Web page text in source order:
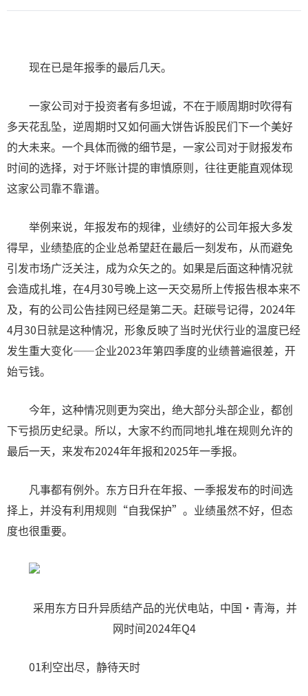
现在已是年报季的最后几天。
一家公司对于投资者有多坦诚，不在于顺周期时吹得有
多天花乱坠，逆周期时又如何画大饼告诉股民们下一个美好
的大未来。一个具体而微的细节是，一家公司对于财报发布
时间的选择，对于坏账计提的审慎原则，往往更能直观体现
这家公司靠不靠谱。
举例来说，年报发布的规律，业绩好的公司年报大多发
得早，业绩垫底的企业总希望赶在最后一刻发布，从而避免
引发市场广泛关注，成为众矢之的。如果是后面这种情况就
会造成扎堆，在4月30号晚上这一天交易所上传报告根本来不
及，有的公司公告挂网已经是第二天。赶碳号记得，2024年
4月30日就是这种情况，形象反映了当时光伏行业的温度已经
发生重大变化——企业2023年第四季度的业绩普遍很差，开
始亏钱。
今年，这种情况则更为突出，绝大部分头部企业，都创
下亏损历史纪录。所以，大家不约而同地扎堆在规则允许的
最后一天，来发布2024年年报和2025年一季报。
凡事都有例外。东方日升在年报、一季报发布的时间选
择上，并没有利用规则“自我保护”。业绩虽然不好，但态
度也很重要。
采用东方日升异质结产品的光伏电站，中国·青海，并
网时间2024年Q4
01利空出尽，静待天时